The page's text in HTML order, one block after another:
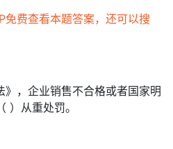
免费查看本题答案，还可以搜
，企业销售不合格或者国家明
）从重处罚。